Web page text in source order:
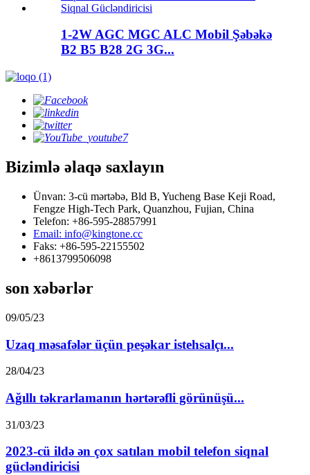
1-2W AGC MGC ALC Mobil Şəbəkə
B2 B5 B28 2G 3G...
Bizimlə əlaqə saxlayın
Ünvan: 3-cü mərtəbə, Bld B, Yucheng Base Keji Road,
Fengze High-Tech Park, Quanzhou, Fujian, China
Telefon: +86-595-28857991
Email: info@kingtone.cc
Faks: +86-595-22155502
+8613799506098
son xəbərlər
09/05/23
Uzaq məsafələr üçün peşəkar istehsalçı...
28/04/23
Ağıllı təkrarlamanın hərtərəfli görünüşü...
31/03/23
2023-cü ildə ən çox satılan mobil telefon siqnal
gücləndiricisi